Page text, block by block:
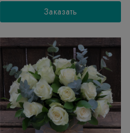
Заказать